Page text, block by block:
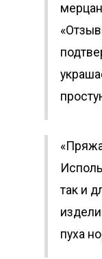
так и
пуха